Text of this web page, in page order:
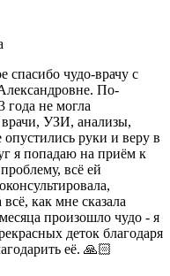
спасибо чудо-врачу с
По-
года не могла
врачи, УЗИ​, анализы​,
руки и веру в
я попадаю на приём к
всё ей
как мне сказала
произошло чудо - я
деток благодаря
её. 🙏🏻